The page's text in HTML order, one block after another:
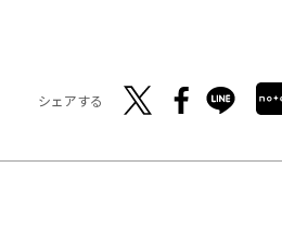
シェアする